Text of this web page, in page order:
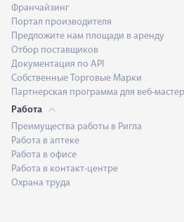
Франчайзинг
Портал производителя
Предложите нам площади в аренду
Отбор поставщиков
Документация по API
Собственные Торговые Марки
Партнерская программа для веб-
Работа
Преимущества работы в Ригла
Работа в аптеке
Работа в офисе
Работа в контакт-центре
Охрана труда